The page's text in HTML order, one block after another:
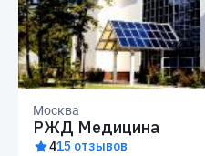
Москва
РЖД Медицина
415 отзывов